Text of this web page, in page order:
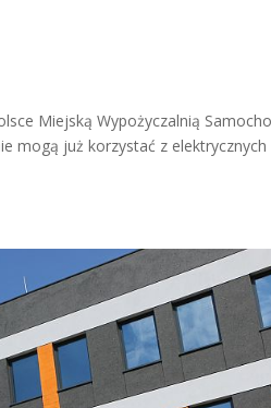
Miejską Wypożyczalnią
mogą już korzystać z elektrycznych